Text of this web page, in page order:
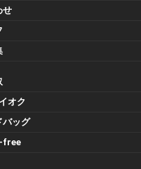
せ
オク
バッグ
free